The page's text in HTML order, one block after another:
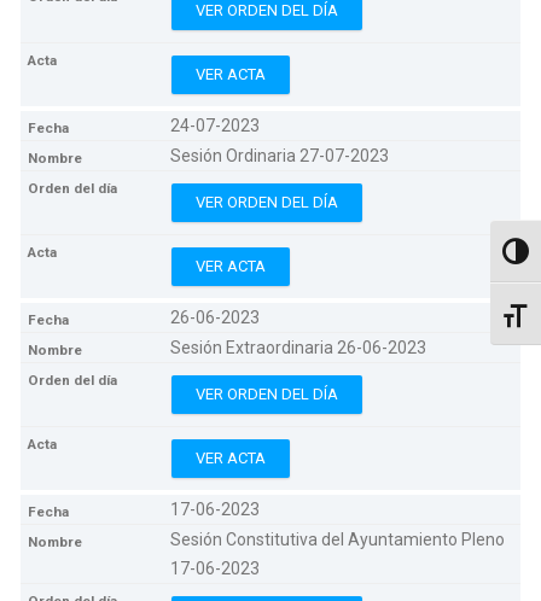
VER ORDEN DEL DÍA
VER ACTA
24-07-2023
Sesión Ordinaria 27-07-2023
VER ORDEN DEL DÍA
VER ACTA
26-06-2023
Sesión Extraordinaria 26-06-2023
VER ORDEN DEL DÍA
VER ACTA
17-06-2023
Sesión Constitutiva del Ayuntamiento Pleno
17-06-2023